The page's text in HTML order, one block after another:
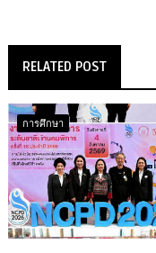
RELATED POST
การศึกษา